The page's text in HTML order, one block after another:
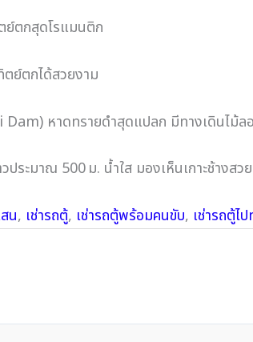
ย์ตกสุดโรแมนติก
ตย์ตกได้สวยงาม
หาดทรายดำสุดแปลก มีทางเดินไม้ล
ระมาณ 500 ม. น้ำใส มองเห็นเกาะช้าง
น, เช่ารถตู้, เช่ารถตู้พร้อมคนขับ, เช่ารถตู้ไป